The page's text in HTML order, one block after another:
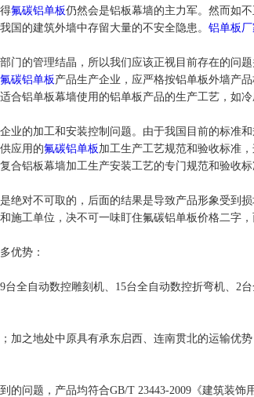
氟碳铝单板仍然会是铝板幕墙的主力军。然而如
国的建筑外墙中存留大量的不安全隐患。 铝单板厂
的管理结晶，所以我们应该正视目前存在的问
氟碳铝单板 产品生产企业，应严格按铝单板外墙产
合铝单板幕墙使用的铝单板产品的生产工艺，如
的加工和安装控制问题。由于我国目前的标准和
应用的氟碳铝单板 加工生产工艺规范和验收标准
合铝板幕墙加工生产安装工艺的专门规范和验收
对不可取的，后面的结果是导致产品形象受到
施工单位，决不可一味盯住氟碳铝单板价格二字
优势：
自动数控雕刻机、15台全自动数控折弯机、2台
之地处中原具有承东启西、连南贯北的运输优势
题，产品均符合GB/T 23443-2009《建筑装饰